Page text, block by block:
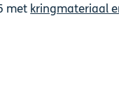
met kringmateriaal